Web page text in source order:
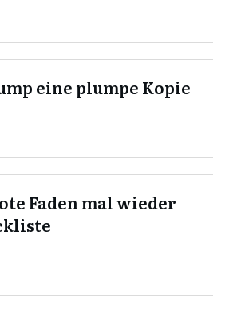
eine plumpe Kopie
Faden mal wieder